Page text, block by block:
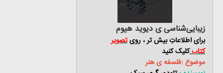
زیبایی‌شناسی ی دیوید هیوم
برای اطلاعاتِ بیش تر ، رویتصویر
کتابکلیک کنید
موضوع :فلسفه ی هنر